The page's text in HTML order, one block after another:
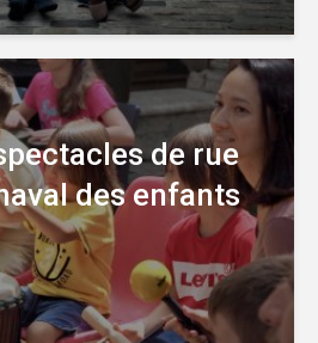
de rue
des enfants